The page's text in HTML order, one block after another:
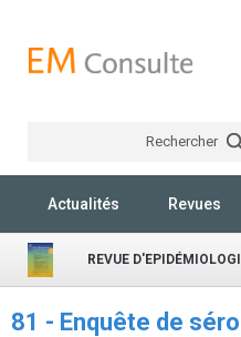
Rechercher
Actualités Revues
REVUE
81 - Enquête de